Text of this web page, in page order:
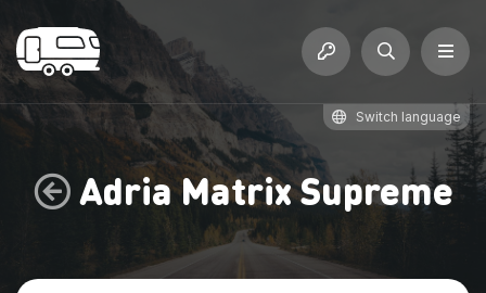
Switch language
Adria Matrix Supreme